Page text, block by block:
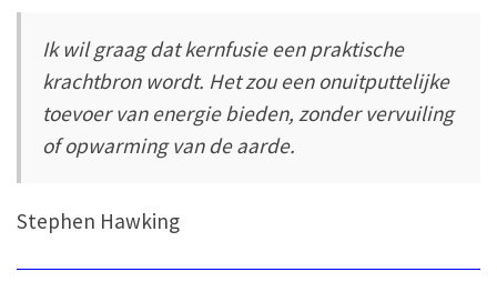
Ik wil graag dat kernfusie een praktische
krachtbron wordt. Het zou een onuitputtelijke
toevoer van energie bieden, zonder vervuiling
of opwarming van de aarde.
Stephen Hawking